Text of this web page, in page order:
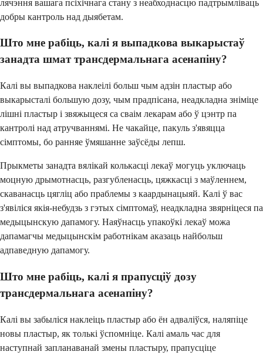
лячэння вашага псіхічнага стану з неабходнасцю падтрымліваць
добры кантроль над дыябетам.
Што мне рабіць, калі я выпадкова выкарыстаў
занадта шмат трансдермальнага асенапіну?
Калі вы выпадкова наклеілі больш чым адзін пластыр або
выкарысталі большую дозу, чым прадпісана, неадкладна зніміце
лішні пластыр і звяжыцеся са сваім лекарам або ў цэнтр па
кантролі над атручваннямі. Не чакайце, пакуль з'явяцца
сімптомы, бо ранняе ўмяшанне заўсёды лепш.
Прыкметы занадта вялікай колькасці лекаў могуць уключаць
моцную дрымотнасць, разгубленасць, цяжкасці з маўленнем,
скаванасць цягліц або праблемы з каардынацыяй. Калі ў вас
з'явіліся якія-небудзь з гэтых сімптомаў, неадкладна звярніцеся па
медыцынскую дапамогу. Наяўнасць упакоўкі лекаў можа
дапамагчы медыцынскім работнікам аказаць найбольш
адпаведную дапамогу.
Што мне рабіць, калі я прапусціў дозу
трансдермальнага асенапіну?
Калі вы забыліся наклеіць пластыр або ён адваліўся, наляпіце
новы пластыр, як толькі ўспомніце. Калі амаль час для
наступнай запланаванай змены пластыру, прапусціце